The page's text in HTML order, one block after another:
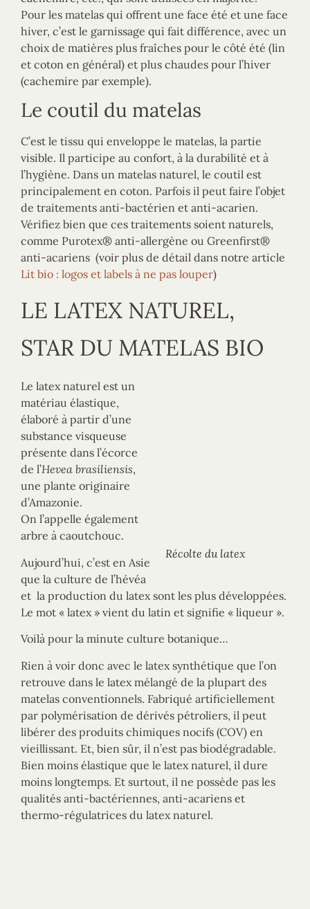
Pour les matelas qui offrent une face été et une face
hiver, c’est le garnissage qui fait différence, avec un
choix de matières plus fraîches pour le côté été (lin
et coton en général) et plus chaudes pour l’hiver
(cachemire par exemple).
Le coutil du matelas
C’est le tissu qui enveloppe le matelas, la partie
visible. Il participe au confort, à la durabilité et à
l’hygiène. Dans un matelas naturel, le coutil est
principalement en coton. Parfois il peut faire l’objet
de traitements anti-bactérien et anti-acarien.
Vérifiez bien que ces traitements soient naturels,
comme Purotex® anti-allergène ou Greenfirst®
anti-acariens (voir plus de détail dans notre article
Lit bio : logos et labels à ne pas louper)
LE LATEX NATUREL,
STAR DU MATELAS BIO
Récolte du latex
Le latex naturel est un
matériau élastique,
élaboré à partir d’une
substance visqueuse
présente dans l’écorce
de l’Hevea brasiliensis,
une plante originaire
d’Amazonie.
On l’appelle également
arbre à caoutchouc.
Aujourd’hui, c’est en Asie
que la culture de l’hévéa
et la production du latex sont les plus développées.
Le mot « latex » vient du latin et signifie « liqueur ».
Voilà pour la minute culture botanique…
Rien à voir donc avec le latex synthétique que l’on
retrouve dans le latex mélangé de la plupart des
matelas conventionnels. Fabriqué artificiellement
par polymérisation de dérivés pétroliers, il peut
libérer des produits chimiques nocifs (COV) en
vieillissant. Et, bien sûr, il n’est pas biodégradable.
Bien moins élastique que le latex naturel, il dure
moins longtemps. Et surtout, il ne possède pas les
qualités anti-bactériennes, anti-acariens et
thermo-régulatrices du latex naturel.